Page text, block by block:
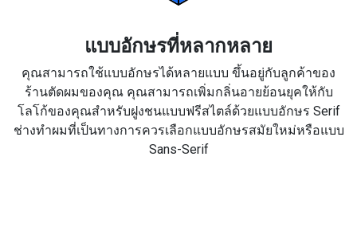
แบบอักษรที่หลากหลาย
คุณสามารถใช้แบบอักษรได้หลายแบบ ขึ้นอยู่กับลูกค้าของ
ร้านตัดผมของคุณ คุณสามารถเพิ่มกลิ่นอายย้อนยุคให้กับ
โลโก้ของคุณสำหรับฝูงชนแบบฟรีสไตล์ด้วยแบบอักษร Serif
ช่างทำผมที่เป็นทางการควรเลือกแบบอักษรสมัยใหม่หรือแบบ
Sans-Serif